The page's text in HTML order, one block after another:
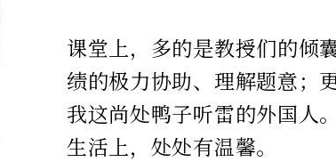
课堂上，多的是教授们的倾
绩的极力协助、理解题意；
我这尚处鸭子听雷的外国人。
生活上，处处有温馨。